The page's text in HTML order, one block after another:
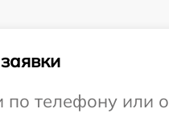
по телефону или